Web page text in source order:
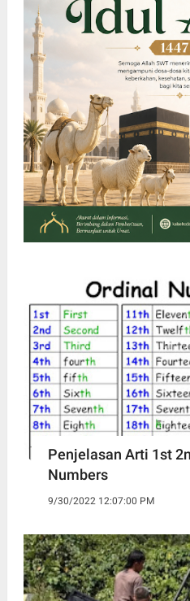
Penjelasan Arti 1st
Numbers
9/30/2022 12:07:00 PM